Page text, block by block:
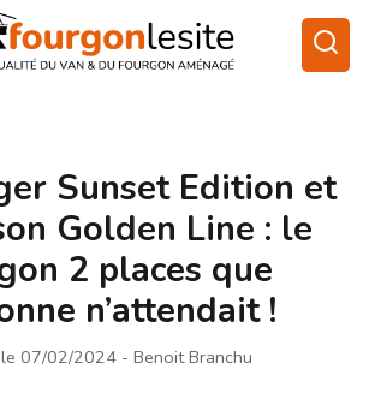
Sunset Edition et
Golden Line : le
2 places que
n’attendait !
07/02/2024 - Benoit Branchu